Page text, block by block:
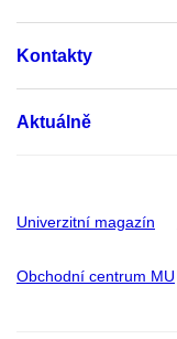
Kontakty
Aktuálně
Univerzitní magazín
Obchodní centrum MU